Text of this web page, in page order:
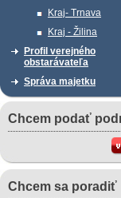
Kraj- Trnava
Kraj - Žilina
Profil verejného
obstarávateľa
Správa majetku
Chcem podať
Chcem sa poradiť